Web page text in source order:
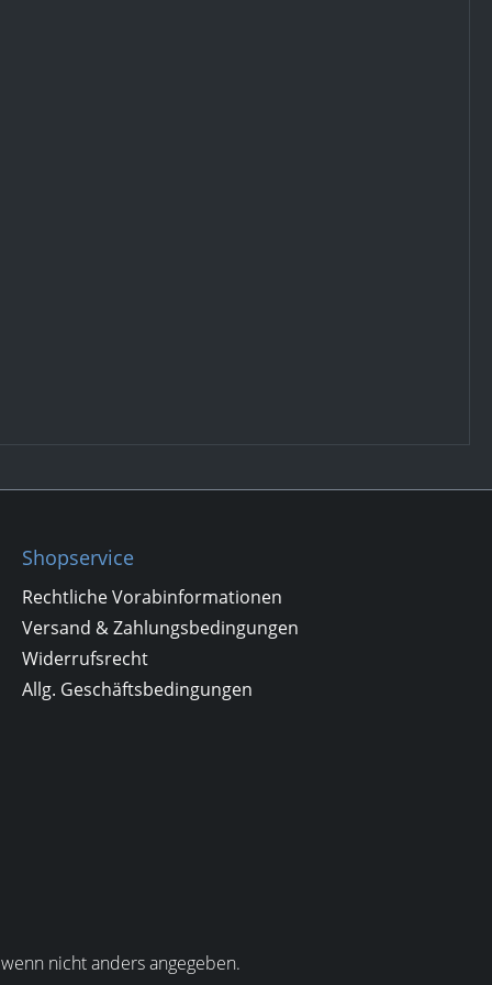
Shopservice
Rechtliche Vorabinformationen
Versand & Zahlungsbedingungen
Widerrufsrecht
Allg. Geschäftsbedingungen
nicht anders angegeben.